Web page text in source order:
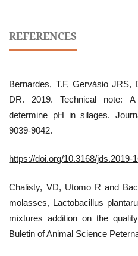
REFERENCES
Bernardes, T.F, Gervásio
DR. 2019. Technical note:
determine pH in silages.
9039-9042.
https://doi.org/10.3168/jds.2019-
Chalisty, VD, Utomo R and
molasses, Lactobacillus
mixtures addition on the
Buletin of Animal Science